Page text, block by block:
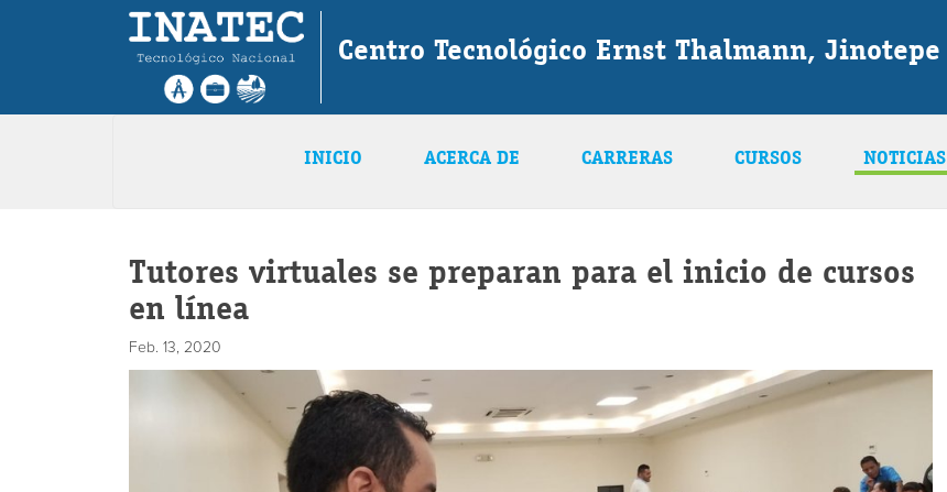
Centro Tecnológico Ernst Thalmann, Jinotepe
INICIO ACERCA DE CARRERAS CURSOS NOTICIAS
Tutores virtuales se preparan para el inicio de cursos
en línea
Feb. 13, 2020